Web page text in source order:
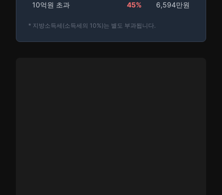
10억원 초과 45% 6,594만원
* 지방소득세(소득세의 10%)는 별도 부과됩니다.